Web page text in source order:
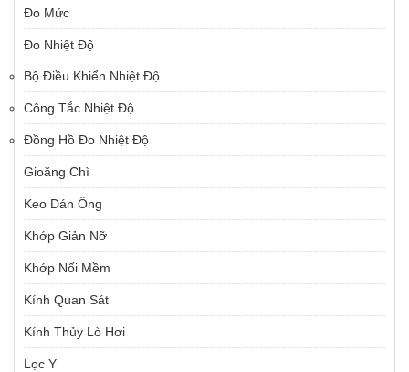
Đo Mức
Đo Nhiệt Độ
Bộ Điều Khiển Nhiệt Độ
Công Tắc Nhiệt Độ
Đồng Hồ Đo Nhiệt Độ
Gioăng Chì
Keo Dán Ống
Khớp Giản Nỡ
Khớp Nối Mềm
Kính Quan Sát
Kính Thủy Lò Hơi
Lọc Y